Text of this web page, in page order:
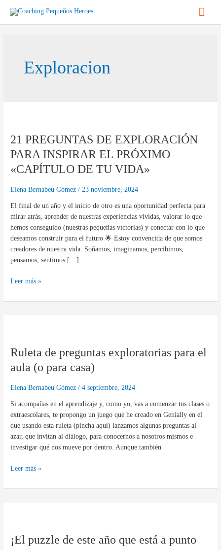
contenido
Exploracion
21 PREGUNTAS DE EXPLORACIÓN
PARA INSPIRAR EL PRÓXIMO
«CAPÍTULO DE TU VIDA»
Elena Bernabeu Gómez/ 23 noviembre, 2024
El final de un año y el inicio de otro es una oportunidad perfecta para
mirar atrás, aprender de nuestras experiencias vividas, valorar lo que
hemos conseguido (nuestras pequeñas víctorias) y conectar con lo que
deseamos construir para el futuro 🌟 Estoy convencida de que somos
creadores de nuestra vida. Soñamos, imaginamos, percibimos,
pensamos, sentimos […]
DE
PARA
INSPIRAR
PRÓXIMO
«CAPÍTULO
DE
TU
VIDA»
Leer más »
Ruleta de preguntas exploratorias para el
aula (o para casa)
Elena Bernabeu Gómez/4 septiembre, 2024
Si acompañas en el aprendizaje y, como yo, vas a comenzar tus clases o
extraescolares, te propongo un juego que he creado en Genially en el
que usando esta ruleta (pincha aquí) lanzamos algunas preguntas al
azar, que invitan al diálogo, para conocernos a nosotros mismos e
investigar qué nos mueve por dentro. Aunque también
preguntas
exploratorias
para
(o
para
casa)
Leer más »
¡El puzzle de este año que está a punto
de